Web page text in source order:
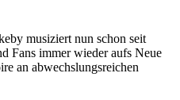
musiziert nun schon seit
Fans immer wieder aufs Neue
an abwechslungsreichen